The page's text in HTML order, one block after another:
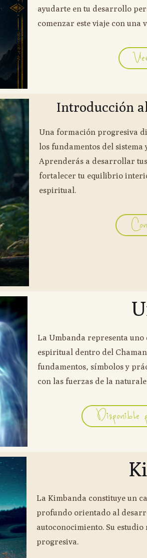
ayudarte en tu desarrollo
comenzar este viaje con una
Introducción
Una formación progresiva
los fundamentos del
Aprenderás a desarrollar
fortalecer tu equilibrio
espiritual.
La Umbanda representa
espiritual dentro del
fundamentos, símbolos y
con las fuerzas de la
La Kimbanda constituye un
profundo orientado al
autoconocimiento. Su
progresiva.